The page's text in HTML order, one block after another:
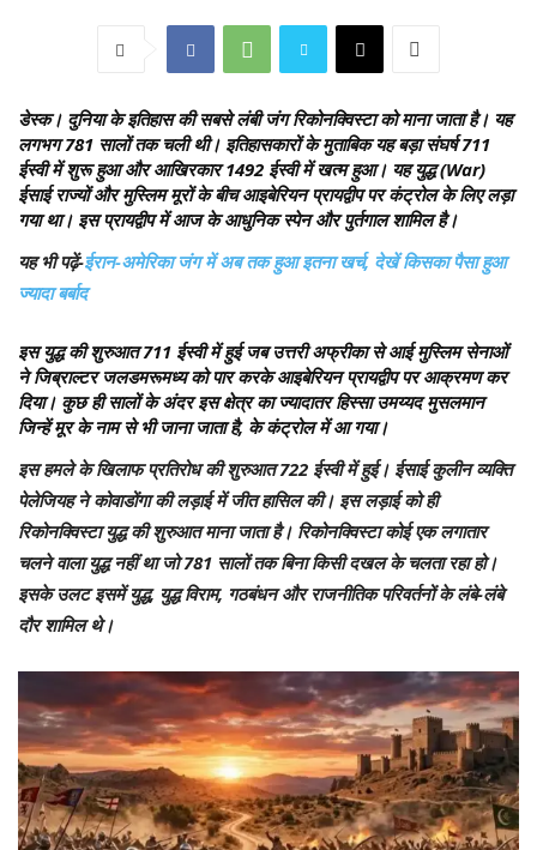
डेस्क। दुनिया के इतिहास की सबसे लंबी जंग रिकोनक्विस्टा को माना जाता है। यह
लगभग 781 सालों तक चली थी। इतिहासकारों के मुताबिक यह बड़ा संघर्ष 711
ईस्वी में शुरू हुआ और आखिरकार 1492 ईस्वी में खत्म हुआ। यह युद्ध (War)
ईसाई राज्यों और मुस्लिम मूरों के बीच आइबेरियन प्रायद्वीप पर कंट्रोल के लिए लड़ा
गया था। इस प्रायद्वीप में आज के आधुनिक स्पेन और पुर्तगाल शामिल है।
यह भी पढ़ें-ईरान-अमेरिका जंग में अब तक हुआ इतना खर्च, देखें किसका पैसा हुआ
ज्यादा बर्बाद
इस युद्ध की शुरुआत 711 ईस्वी में हुई जब उत्तरी अफ्रीका से आई मुस्लिम सेनाओं
ने जिब्राल्टर जलडमरूमध्य को पार करके आइबेरियन प्रायद्वीप पर आक्रमण कर
दिया। कुछ ही सालों के अंदर इस क्षेत्र का ज्यादातर हिस्सा उमय्यद मुसलमान
जिन्हें मूर के नाम से भी जाना जाता है, के कंट्रोल में आ गया।
इस हमले के खिलाफ प्रतिरोध की शुरुआत 722 ईस्वी में हुई। ईसाई कुलीन व्यक्ति
पेलेजियह ने कोवाडोंगा की लड़ाई में जीत हासिल की। इस लड़ाई को ही
रिकोनक्विस्टा युद्ध की शुरुआत माना जाता है। रिकोनक्विस्टा कोई एक लगातार
चलने वाला युद्ध नहीं था जो 781 सालों तक बिना किसी दखल के चलता रहा हो।
इसके उलट इसमें युद्ध, युद्ध विराम, गठबंधन और राजनीतिक परिवर्तनों के लंबे-लंबे
दौर शामिल थे।